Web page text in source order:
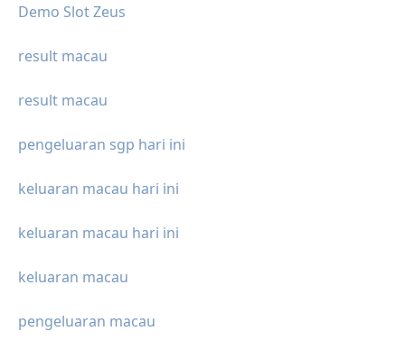
Demo Slot Zeus
result macau
result macau
pengeluaran sgp hari ini
keluaran macau hari ini
keluaran macau hari ini
keluaran macau
pengeluaran macau